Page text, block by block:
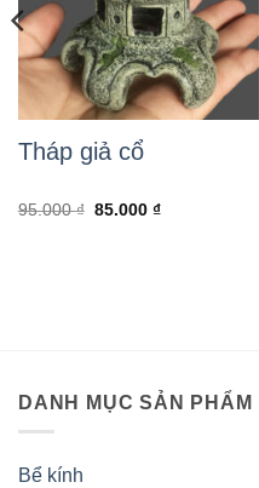
Tháp giả cổ
95.000₫ Giá
85.000 ₫Giá
DANH MỤC SẢN PHẨM
Bể kính